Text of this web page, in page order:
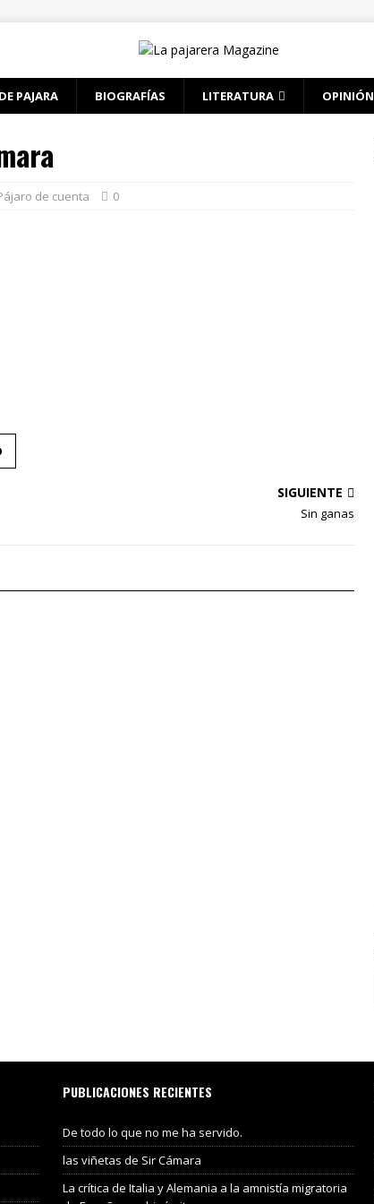
PAJARA BIOGRAFÍAS LITERATURA OPINIÓN
de cuenta 0
SIGUIENTE
Sin ganas
PUBLICACIONES RECIENTES
De todo lo que no me ha servido.
las viñetas de Sir Cámara
La crítica de Italia y Alemania a la amnistía migratoria